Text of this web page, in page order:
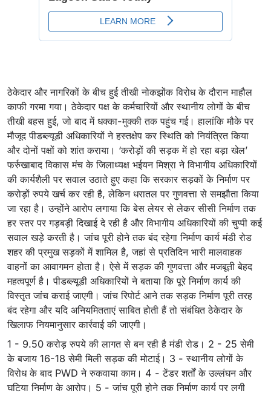
ठेकेदार और नागरिकों के बीच हुई तीखी नोकझोंक विरोध के दौरान माहौल
काफी गरमा गया। ठेकेदार पक्ष के कर्मचारियों और स्थानीय लोगों के बीच
तीखी बहस हुई, जो बाद में धक्का-मुक्की तक पहुंच गई। हालांकि मौके पर
मौजूद पीडब्ल्यूडी अधिकारियों ने हस्तक्षेप कर स्थिति को नियंत्रित किया
और दोनों पक्षों को शांत कराया। ‘करोड़ों की सड़क में हो रहा बड़ा खेल’
फर्रुखाबाद विकास मंच के जिलाध्यक्ष भईयन मिश्रा ने विभागीय अधिकारियों
की कार्यशैली पर सवाल उठाते हुए कहा कि सरकार सड़कों के निर्माण पर
करोड़ों रुपये खर्च कर रही है, लेकिन धरातल पर गुणवत्ता से समझौता किया
जा रहा है। उन्होंने आरोप लगाया कि बेस लेयर से लेकर सीसी निर्माण तक
हर स्तर पर गड़बड़ी दिखाई दे रही है और विभागीय अधिकारियों की चुप्पी कई
सवाल खड़े करती है। जांच पूरी होने तक बंद रहेगा निर्माण कार्य मंडी रोड
शहर की प्रमुख सड़कों में शामिल है, जहां से प्रतिदिन भारी मालवाहक
वाहनों का आवागमन होता है। ऐसे में सड़क की गुणवत्ता और मजबूती बेहद
महत्वपूर्ण है। पीडब्ल्यूडी अधिकारियों ने बताया कि पूरे निर्माण कार्य की
विस्तृत जांच कराई जाएगी। जांच रिपोर्ट आने तक सड़क निर्माण पूरी तरह
बंद रहेगा और यदि अनियमितताएं साबित होती हैं तो संबंधित ठेकेदार के
खिलाफ नियमानुसार कार्रवाई की जाएगी।
1 - 9.50 करोड़ रुपये की लागत से बन रही है मंडी रोड। 2 - 25 सेमी
के बजाय 16-18 सेमी मिली सड़क की मोटाई। 3 - स्थानीय लोगों के
विरोध के बाद PWD ने रुकवाया काम। 4 - टेंडर शर्तों के उल्लंघन और
घटिया निर्माण के आरोप। 5 - जांच पूरी होने तक निर्माण कार्य पर लगी